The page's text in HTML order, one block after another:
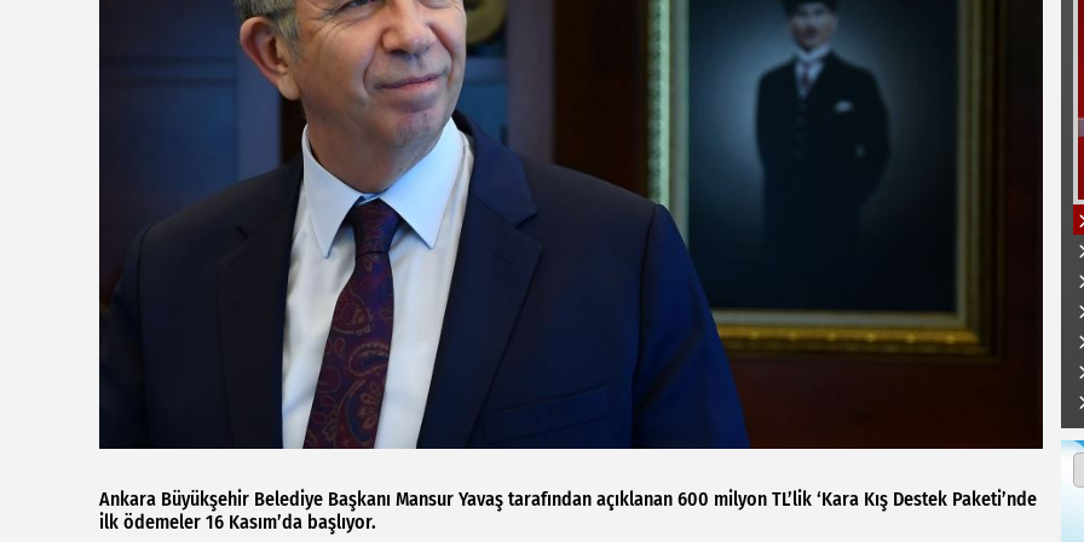
Ankara Büyükşehir Belediye Başkanı Mansur Yavaş tarafından açıklanan 600 milyon TL’lik ‘Kara Kış Destek Paketi’nde
ilk ödemeler 16 Kasım’da başlıyor.